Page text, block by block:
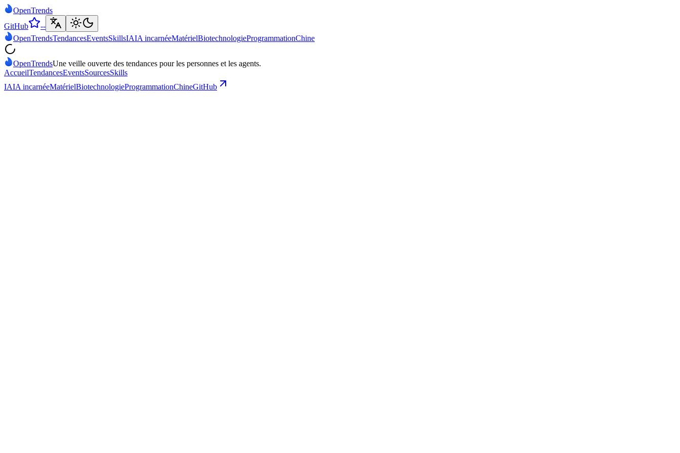
OpenTrends
GitHub
--
OpenTrendsTendancesEventsSkillsIAIA incarnéeMatérielBiotechnologieProgrammationChine
OpenTrendsUne veille ouverte des tendances pour les personnes et les agents.
AccueilTendancesEventsSourcesSkills
IAIA incarnéeMatérielBiotechnologieProgrammationChineGitHub